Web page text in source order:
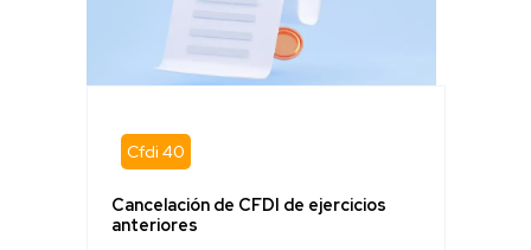
Cfdi 40
Cancelación de CFDI de ejercicios
anteriores